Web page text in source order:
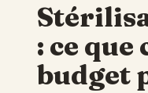
: ce que
budget